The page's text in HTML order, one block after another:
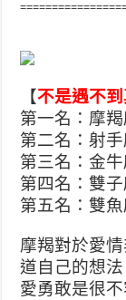
【不是遇不
第一名：摩羯
第二名：射手
第三名：金牛
第四名：雙子
第五名：雙魚
摩羯對於愛
道自己的想
愛勇敢是很